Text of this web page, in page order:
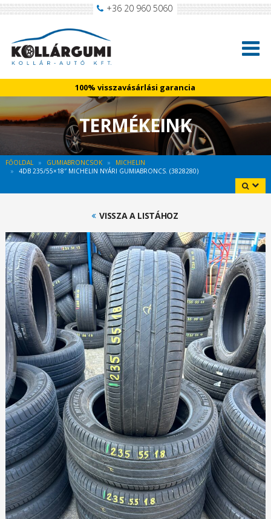
+36 20 960 5060
100% visszavásárlási garancia
TERMÉKEINK
FŐOLDAL GUMIABRONCSOK
MICHELIN
4DB 235/55×18″ MICHELIN NYÁRI GUMIABRONCS. (3828280)
VISSZA A LISTÁHOZ